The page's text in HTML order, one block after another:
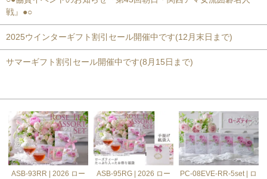
戦』●○
2025ウインターギフト割引セール開催中です(12月末日まで)
サマーギフト割引セール開催中です(8月15日まで)
ASB-93RR | 2026 ロー
ASB-95RG | 2026 ロー
PC-08EVE-RR-5set | ロ